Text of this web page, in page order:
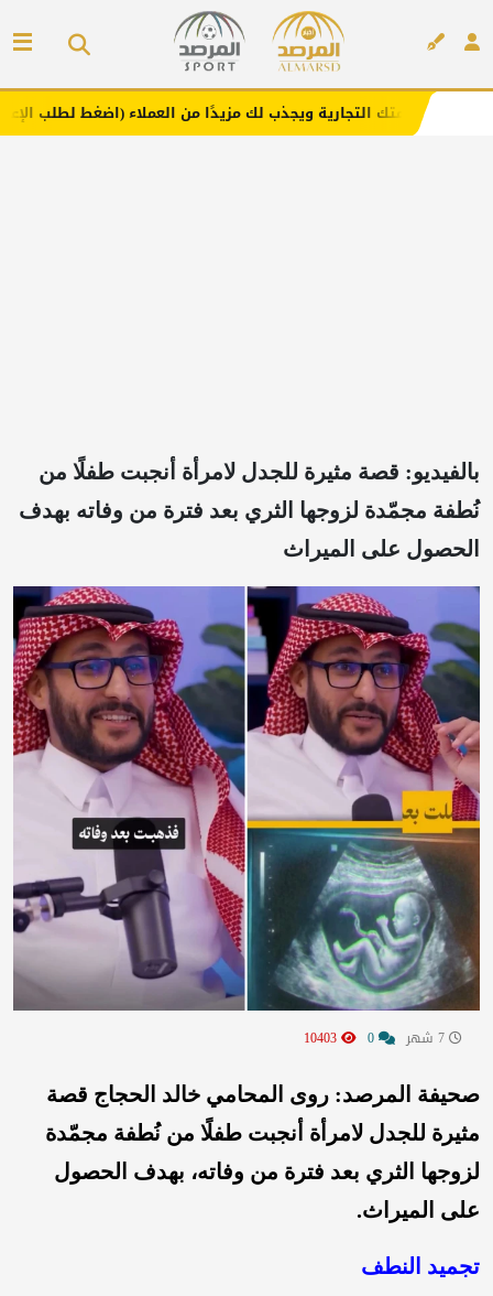
ويجذب لك مزيدًا من العملاء (اضغط لطلب الإعلان)
بالفيديو: قصة مثيرة للجدل لامرأة أنجبت طفلًا من
نُطفة مجمّدة لزوجها الثري بعد فترة من وفاته بهدف
الحصول على الميراث
صحيفة المرصد: روى المحامي خالد الحجاج قصة
مثيرة للجدل لامرأة أنجبت طفلًا من نُطفة مجمّدة
لزوجها الثري بعد فترة من وفاته، بهدف الحصول
على الميراث.
تجميد النطف